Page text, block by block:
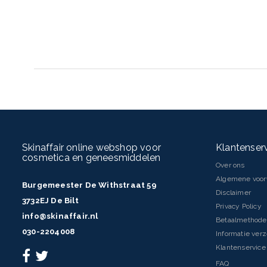
INGREDIËNTEN
Aqua/Water, Dimethicone, Glycerin, Synthetic Fluorphlogopite,
Acryloyldimethyl Taurate Copolymer, Dimethicone Crosspolymer,
Triethanolamine, Salicylic Acid, Aluminum Hydroxide,
Glutamate, Epurua Falcata Bark Extract, Dextrin, Polysorbate60
Dioxide, CI 77491, CI 77492, CI 77499/Iron Oxides]
Skinaffair online webshop voor
cosmetica en geneesmiddelen
Burgemeester De Withstraat 59
3732EJ De Bilt
info@skinaffair.nl
030-2204008
Over ons
Algemene
Disclaimer
Privacy Policy
Informatie
FAQ